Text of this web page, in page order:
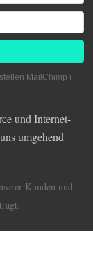
MailChimp (
und Internet-
umgehend
Kunden und